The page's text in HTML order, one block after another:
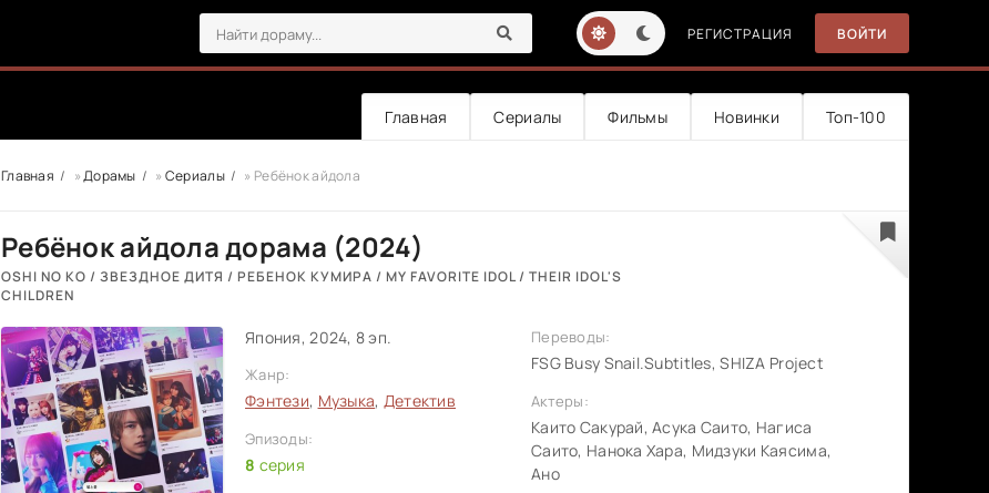
РЕГИСТРАЦИЯ ВОЙТИ
Главная Сериалы Фильмы Новинки Топ-100
Главная »Дорамы » Сериалы » Ребёнок айдола
Ребёнок айдола дорама (2024)
OSHI NO KO / ЗВЕЗДНОЕ ДИТЯ / РЕБЕНОК КУМИРА / MY FAVORITE IDOL / THEIR IDOL'S
CHILDREN
Япония, 2024, 8 эп.
Жанр:
Фэнтези, Музыка, Детектив
Эпизоды:
8 серия
Переводы:
FSG Busy Snail.Subtitles, SHIZA Project
Актеры:
Каито Сакурай, Асука Саито, Нагиса
Саито, Нанока Хара, Мидзуки Каясима,
Ано